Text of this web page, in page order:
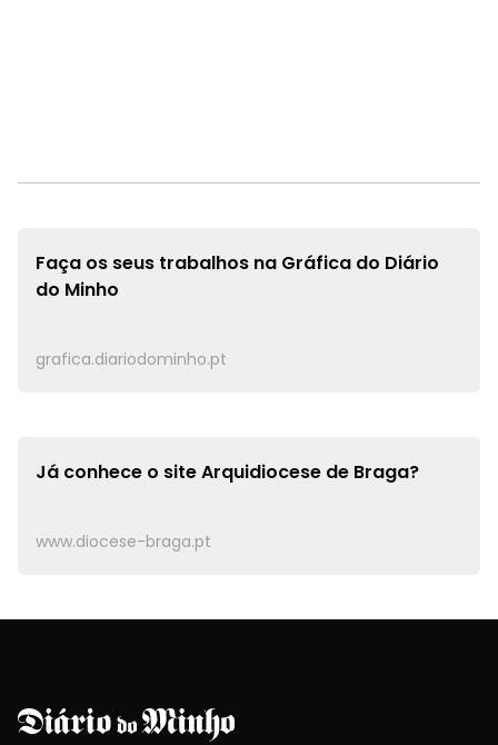
Faça os seus trabalhos na Gráfica do Diário
do Minho
grafica.diariodominho.pt
Já conhece o siteArquidiocese de Braga?
www.diocese-braga.pt